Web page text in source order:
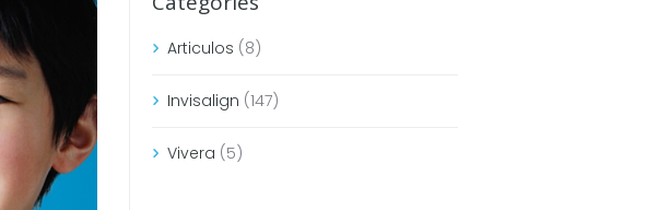
Articulos (8)
Invisalign (147)
Vivera (5)